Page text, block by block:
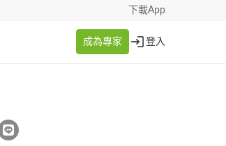
下載App
成為專家 登入